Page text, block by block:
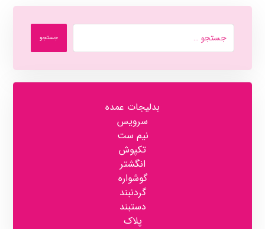
جستجو
بدلیجات عمده
سرویس
نیم ست
تکپوش
انگشتر
گوشواره
گردنبند
دستبند
پلاک